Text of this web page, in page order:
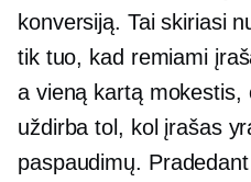
konversiją. Tai skiriasi
tik tuo, kad remiami
a vieną kartąmokestis,
uždirba tol, kol įrašas
paspaudimų.